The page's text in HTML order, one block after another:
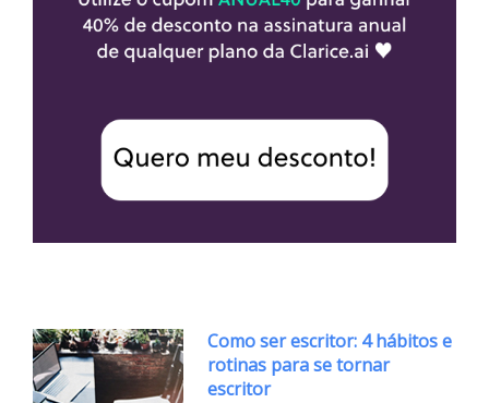
Como ser escritor: 4 hábitos e
rotinas para se tornar
escritor